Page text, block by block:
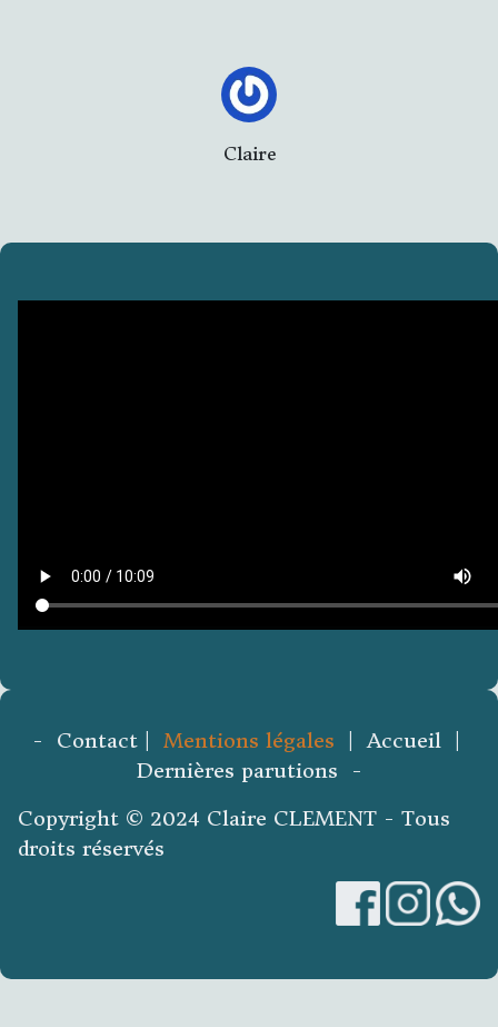
Claire
- Contact | Mentions légales | Accueil |
Dernières parutions -
Copyright © 2024 Claire CLEMENT - Tous
droits réservés